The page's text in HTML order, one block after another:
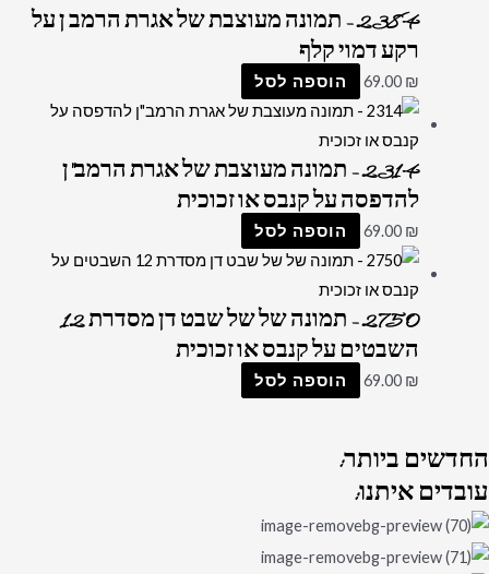
2384 – תמונה מעוצבת של אגרת הרמב ן על
רקע דמוי קלף
69.00 ₪ הוספה לסל
2314 – תמונה מעוצבת של אגרת הרמב"ן
להדפסה על קנבס או זכוכית
69.00 ₪ הוספה לסל
2750 – תמונה של של שבט דן מסדרת 12
השבטים על קנבס או זכוכית
69.00 ₪ הוספה לסל
החדשיםביותר:
עובדיםאיתנו: